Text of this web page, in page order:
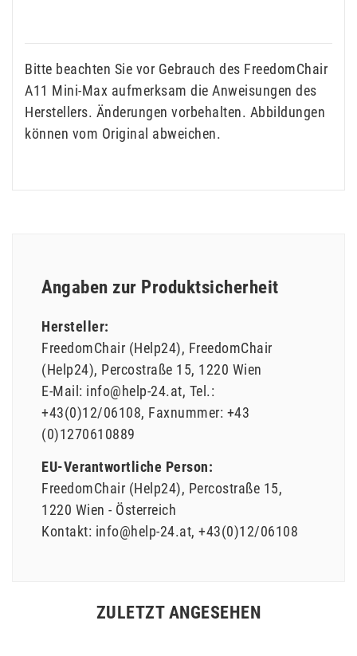
Bitte beachten Sie vor Gebrauch des FreedomChair
A11 Mini-Max aufmerksam die Anweisungen des
Herstellers. Änderungen vorbehalten. Abbildungen
können vom Original abweichen.
Angaben zur Produktsicherheit
Hersteller:
FreedomChair (Help24) FreedomChair
(Help24) Percostraße 15 1220 Wien
E-Mail: info@help-24.at Tel.:
+43(0)12/06108 Faxnummer: +43
(0)1270610889
EU-Verantwortliche Person:
FreedomChair (Help24) Percostraße 15
1220 Wien
Österreich
Kontakt: info@help-24.at +43(0)12/06108
ZULETZT ANGESEHEN